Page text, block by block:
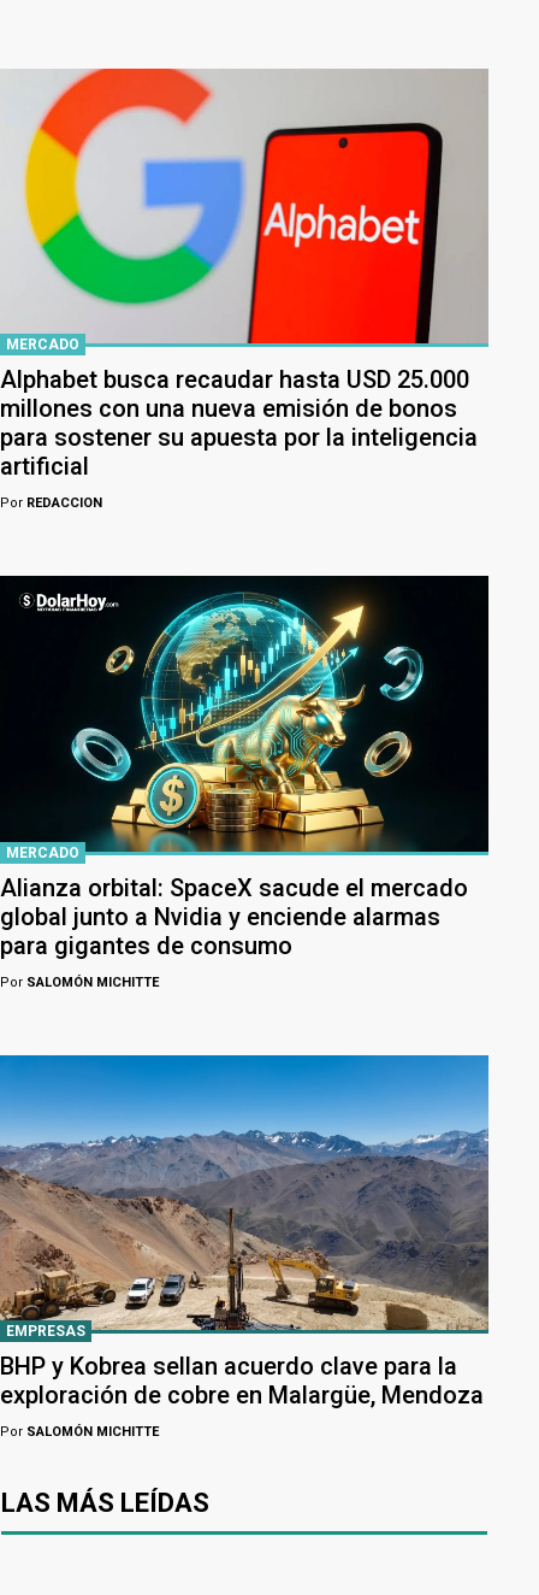
MERCADO
Alphabet busca recaudar hasta USD 25.000
millones con una nueva emisión de bonos
para sostener su apuesta por la inteligencia
artificial
Por REDACCION
MERCADO
Alianza orbital: SpaceX sacude el mercado
global junto a Nvidia y enciende alarmas
para gigantes de consumo
Por SALOMÓN MICHITTE
EMPRESAS
BHP y Kobrea sellan acuerdo clave para la
exploración de cobre en Malargüe, Mendoza
Por SALOMÓN MICHITTE
LAS MÁS LEÍDAS